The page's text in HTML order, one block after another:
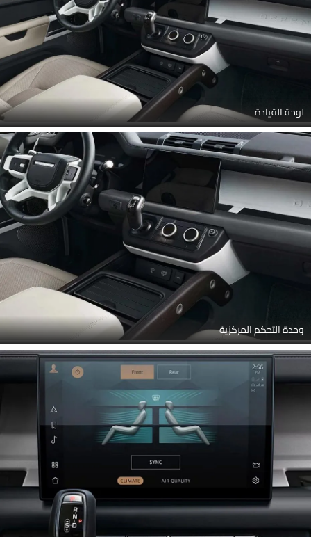
لوحة القيادة
وحدة التحكم المركزية